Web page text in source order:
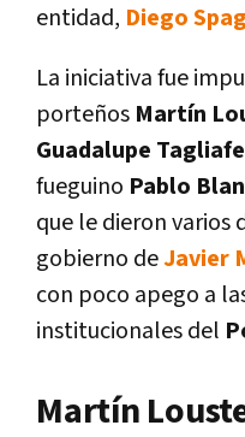
entidad, Diego
La iniciativa fue
porteños Martín
Guadalupe
fueguino Pablo
que le dieron varios
gobierno deJavier
con poco apego a
institucionales del
Martín